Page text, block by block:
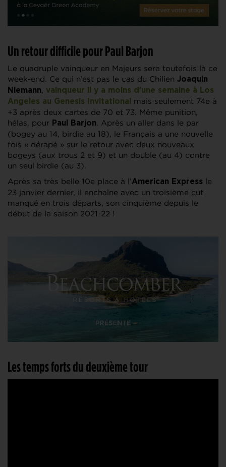
Un retour difficile pour Paul Barjon
Le quadruple vainqueur en Majeurs sera toutefois là ce
week-end. Ce qui n’est pas le cas du Chilien Joaquin
Niemann, vainqueur il y a moins d’une semaine à Los
Angeles au Genesis Invitational
mais seulement 74e à
+3 après deux cartes de 70 et 73. Même punition,
hélas, pour Paul Barjon. Après un aller dans le par
(bogey au 14, birdie au 18), le Français a une nouvelle
fois « dérapé » sur le retour avec deux nouveaux
bogeys (aux trous 2 et 9) et un double (au 4) contre
un seul birdie (au 3).
Après sa très belle 10e place à l’American Express le
23 janvier dernier, il enchaîne avec un troisième cut
manqué en trois départs, son cinquième depuis le
début de la saison 2021-22 !
Les temps forts du deuxième tour